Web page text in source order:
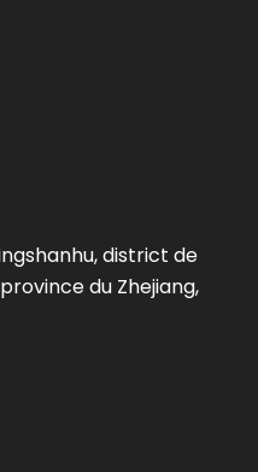
district de
du Zhejiang,